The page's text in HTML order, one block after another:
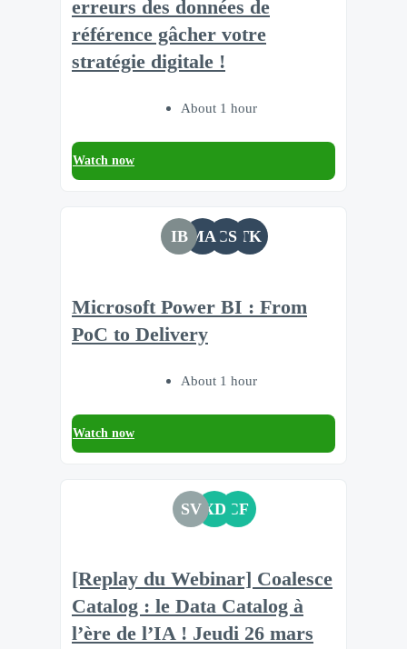
erreurs des données de
référence gâcher votre
stratégie digitale !
About 1 hour
Watch now
IB MACS TK
Microsoft Power BI : From
PoC to Delivery
About 1 hour
Watch now
SV XD CF
[Replay du Webinar] Coalesce
Catalog : le Data Catalog à
l’ère de l’IA ! Jeudi 26 mars